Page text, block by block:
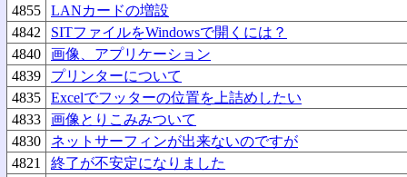
4855
LANカードの増設
4842
SITファイルをWindowsで開くには？
4840
画像、アプリケーション
4839
プリンターについて
4835
Excelでフッターの位置を上詰めしたい
4833
画像とりこみみついて
4830
ネットサーフィンが出来ないのですが
4821
終了が不安定になりました